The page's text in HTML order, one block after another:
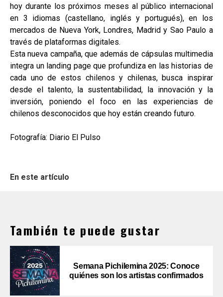
hoy durante los próximos meses al público internacional
en 3 idiomas (castellano, inglés y portugués), en los
mercados de Nueva York, Londres, Madrid y Sao Paulo a
través de plataformas digitales.
Esta nueva campaña, que además de cápsulas multimedia
integra un landing page que profundiza en las historias de
cada uno de estos chilenos y chilenas, busca inspirar
desde el talento, la sustentabilidad, la innovación y la
inversión, poniendo el foco en las experiencias de
chilenos desconocidos que hoy están creando futuro.
Fotografía: Diario El Pulso
En este artículo
También te puede gustar
Semana Pichilemina 2025: Conoce
quiénes son los artistas confirmados